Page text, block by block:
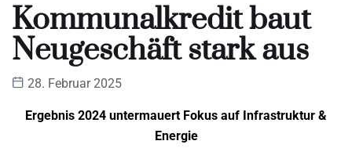
Kommunalkredit baut
Neugeschäft stark aus
28. Februar 2025
Ergebnis 2024 untermauert Fokus auf Infrastruktur &
Energie